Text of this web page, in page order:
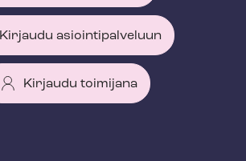
Kirjaudu asiointipalveluun
Kirjaudu toimijana